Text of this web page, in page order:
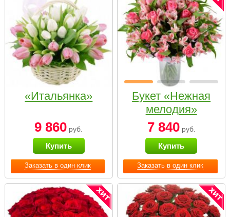
Заказать в один клик
«Итальянка»
9 860 руб.
Купить
Заказать в один клик
Букет «Нежная
мелодия»
7 840руб.
Купить